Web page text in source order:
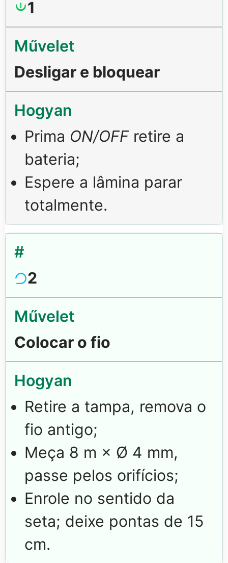
1
Desligar e bloquear
Prima ON/OFF retire a
bateria;
Espere a lâmina parar
totalmente.
2
Colocar o fio
Retire a tampa, remova o
fio antigo;
Meça 8 m × Ø 4 mm,
passe pelos orifícios;
Enrole no sentido da
seta; deixe pontas de 15
cm.